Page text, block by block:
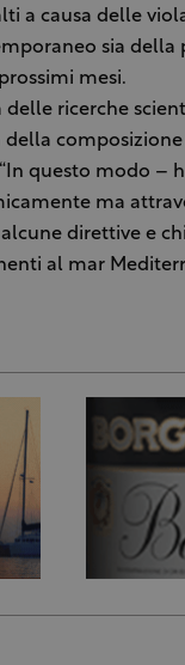
a causa delle
sia della
mesi.
ricerche
questo modo –
ma
direttive e
al mar